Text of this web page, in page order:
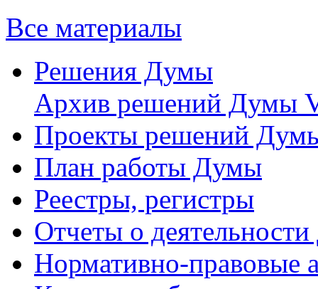
Все материалы
Решения Думы
Архив решений Думы
Проекты решений
План работы Думы
Реестры, регистры
Отчеты о
Нормативно-правовые